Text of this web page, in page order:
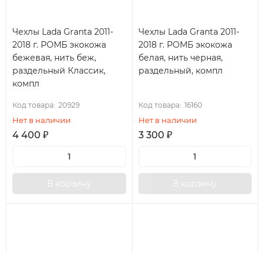
Чехлы Lada Granta 2011-
2018 г. РОМБ экокожа
бежевая, нить беж,
раздельный Классик,
компл
Код товара: 20929
Нет в наличии
4 400 ₽
В корзину
Чехлы Lada Granta 2011-
2018 г. РОМБ экокожа
белая, нить черная,
раздельный, компл
Код товара: 16160
Нет в наличии
3 300 ₽
В корзину